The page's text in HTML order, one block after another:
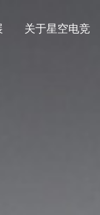
关于星空电竞